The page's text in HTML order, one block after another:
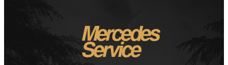
Mercedes
Service